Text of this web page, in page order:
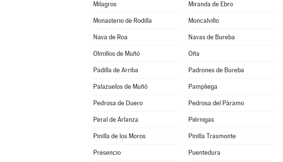
Milagros Miranda de Ebro
Monasterio de Rodilla Moncalvillo
Nava de Roa Navas de Bureba
Olmillos de Muñó Oña
Padilla de Arriba Padrones de Bureba
Palazuelos de Muñó Pampliega
Pedrosa de Duero Pedrosa del Páramo
Peral de Arlanza Piérnigas
Pinilla de los Moros Pinilla Trasmonte
Presencio Puentedura